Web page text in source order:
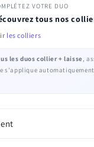
VOTRE DUO
tous nos
les colliers
les duos collier + laisse,
s'applique